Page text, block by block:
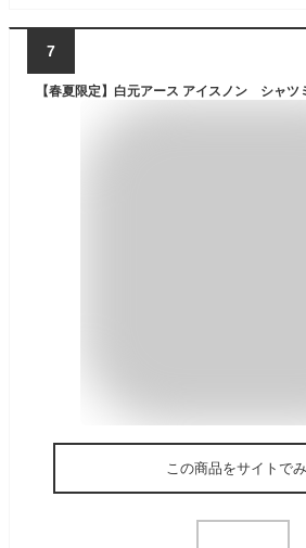
7
この商品をサイトで